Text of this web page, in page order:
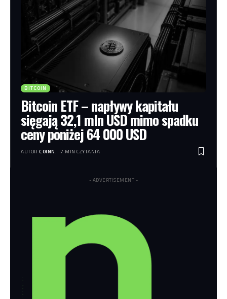
BITCOIN
Bitcoin ETF – napływy kapitału
sięgają 32,1 mln USD mimo spadku
ceny poniżej 64 000 USD
AUTOR COINN. 7 MIN CZYTANIA
- ADVERTISEMENT -